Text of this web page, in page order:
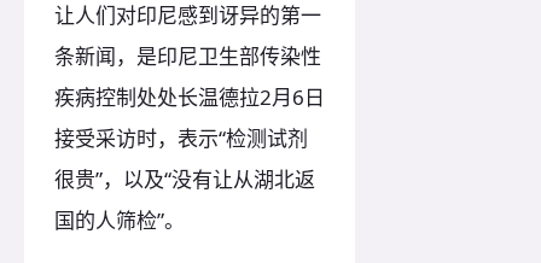
让人们对印尼感到讶异的第一
条新闻，是印尼卫生部传染性
疾病控制处处长温德拉2月6日
接受采访时，表示“检测试剂
很贵”，以及“没有让从湖北返
国的人筛检”。